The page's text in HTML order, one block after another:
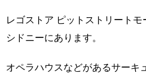
レゴストア ピットストリート
シドニーにあります。
オペラハウスなどがあるサーキ